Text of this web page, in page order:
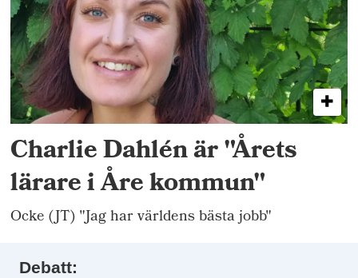
Charlie Dahlén är "Årets
lärare i Åre kommun"
Ocke (JT) "Jag har världens bästa jobb"
Debatt: